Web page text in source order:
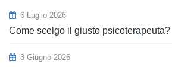
6 Luglio 2026
Come scelgo il giusto psicoterapeuta?
3 Giugno 2026